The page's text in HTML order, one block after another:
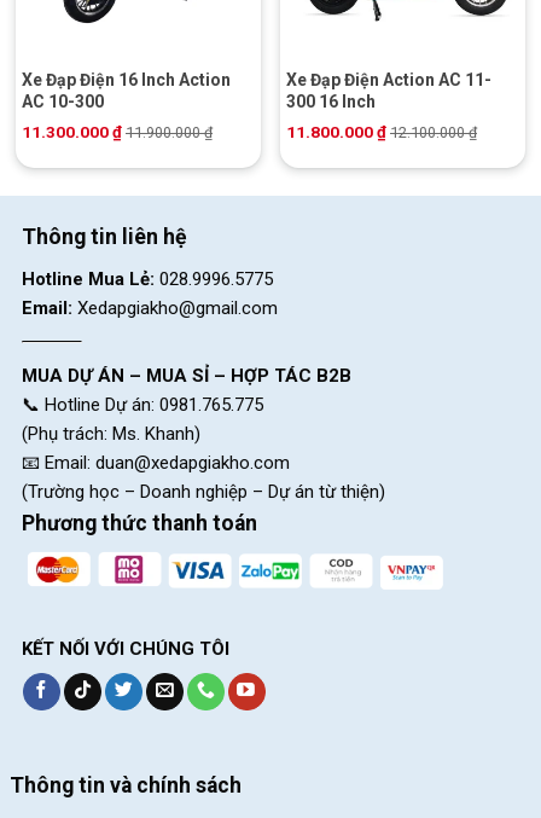
Xe Đạp Điện 16 Inch Action
AC 10-300
11.300.000₫ 11.900.000₫
Xe Đạp Điện Action AC 11-
300 16 Inch
11.800.000₫ 12.100.000₫
Thông tin liên hệ
Hotline Mua Lẻ: 028.9996.5775
Email: Xedapgiakho@gmail.com
MUA DỰ ÁN – MUA SỈ – HỢP TÁC B2B
📞 Hotline Dự án: 0981.765.775
(Phụ trách: Ms. Khanh)
📧 Email: duan@xedapgiakho.com
(Trường học – Doanh nghiệp – Dự án từ thiện)
Phương thức thanh toán
KẾT NỐI VỚI CHÚNG TÔI
Thông tin và chính sách